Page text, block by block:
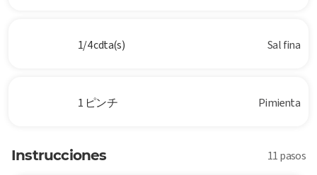
1/4 cdta(s) Sal fina
1 ピンチ Pimienta
Instrucciones 11 pasos